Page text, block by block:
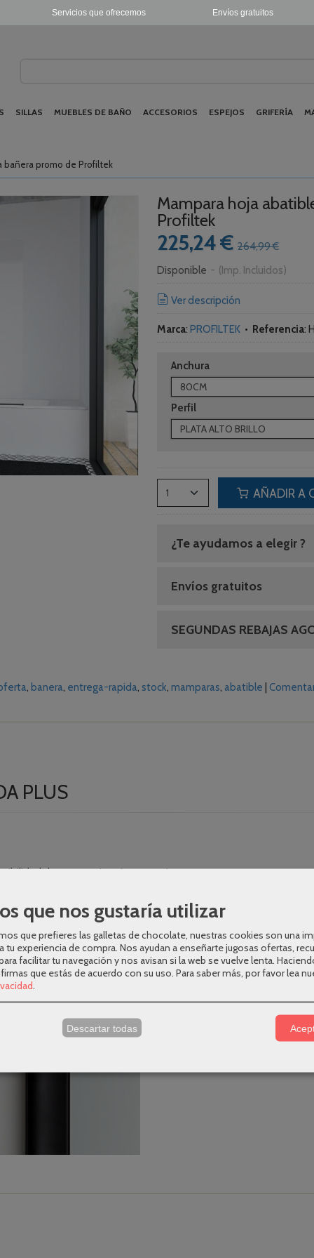
Envíos gratuitos
Servicios que ofrecemos
SILLAS MUEBLES DE BAÑO ACCESORIOS ESPEJOS GRIFERÍA
bañera promo de Profiltek
Mampara hoja
Profiltek
225,24 € 264,99 €
Disponible - (Imp. Incluidos)
Ver descripción
Marca: PROFILTEK • Referencia:
Anchura
Perfil
AÑADIR A
¿Te ayudamos a elegir ?
Envíos gratuitos
SEGUNDAS REBAJAS
banera entrega-rapida stock mamparas abatible
PLUS
de apertura interior y exterior.
que nos gustaría utilizar
que prefieres las galletas de chocolate, nuestras cookies son una
tu experiencia de compra. Nos ayudan a enseñarte jugosas ofertas,
facilitar tu navegación y nos avisan si la web se vuelve lenta.
que estás de acuerdo con su uso. Para saber más, por favor lea
.
Descartar todas